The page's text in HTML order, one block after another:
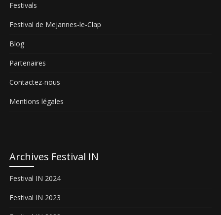
Festivals
Festival de Mejannes-le-Clap
Blog
Partenaires
Contactez-nous
Mentions légales
Archives Festival IN
Festival IN 2024
Festival IN 2023